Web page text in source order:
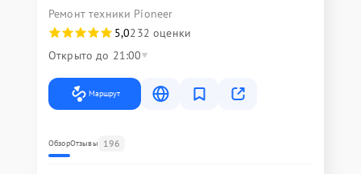
Ремонт техники Pioneer
5,0232 оценки
Открыто до 21:00
Маршрут
ОбзорОтзывы 196